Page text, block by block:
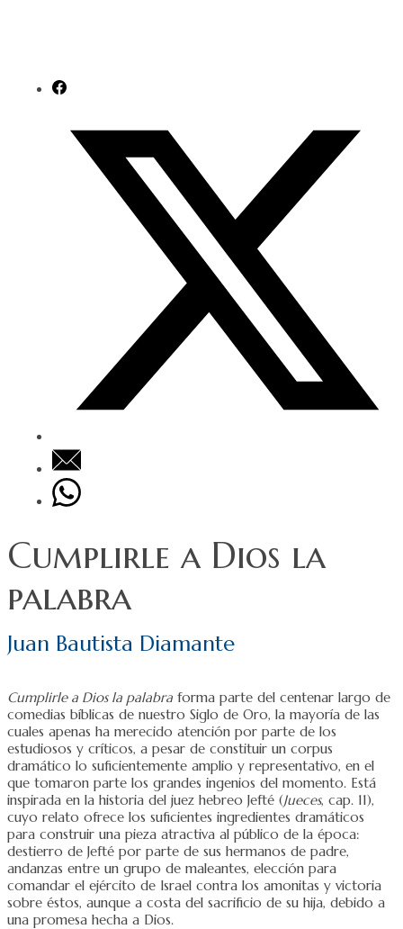
Cumplirle a Dios la
palabra
Juan Bautista Diamante
Cumplirle a Dios la palabra forma parte del centenar largo de
comedias bíblicas de nuestro Siglo de Oro, la mayoría de las
cuales apenas ha merecido atención por parte de los
estudiosos y críticos, a pesar de constituir un corpus
dramático lo suficientemente amplio y representativo, en el
que tomaron parte los grandes ingenios del momento. Está
inspirada en la historia del juez hebreo Jefté (Jueces, cap. 11),
cuyo relato ofrece los suficientes ingredientes dramáticos
para construir una pieza atractiva al público de la época:
destierro de Jefté por parte de sus hermanos de padre,
andanzas entre un grupo de maleantes, elección para
comandar el ejército de Israel contra los amonitas y victoria
sobre éstos, aunque a costa del sacrificio de su hija, debido a
una promesa hecha a Dios.